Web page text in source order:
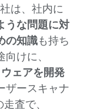
社は、社内に
うな問題に対
の知識も持ち
けに、
ェアを開発
ザースキャナ
査で、